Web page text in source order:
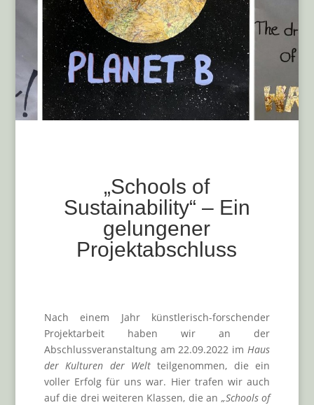
„Schools of
Sustainability“ – Ein
gelungener
Projektabschluss
Nach einem Jahr künstlerisch-forschender
Projektarbeit haben wir an der
Abschlussveranstaltung am 22.09.2022 imHaus
der Kulturen der Welt teilgenommen, die ein
voller Erfolg für uns war. Hier trafen wir auch
auf die drei weiteren Klassen, die an „Schools of